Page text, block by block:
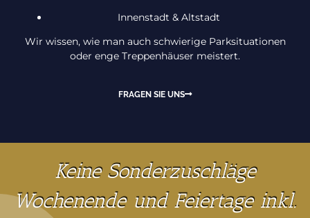
Innenstadt & Altstadt
Wir wissen, wie man auch schwierige Parksituationen
oder enge Treppenhäuser meistert.
FRAGEN SIE UNS
Keine Sonderzuschläge
Wochenende und Feiertage inkl.